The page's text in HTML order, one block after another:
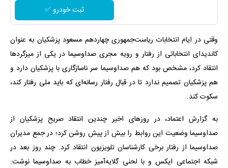
ثبت خودرو ✅
وقتی در ایام انتخابات ریاست‌جمهوری چهاردهم مسعود پزشکیان به عنوان
کاندیدای انتخاباتی از رفتار و رویه مجری صداوسیما در یکی از میزگردها
انتقاد کرد، مشخص بود که هم صداوسیما سر ناسازگاری با پزشکیان دارد و
هم پزشکیان تصمیم ندارد تا در قبال رفتار رسانه‌ای که باید ملی رفتار کند،
سکوت ‌کند.
به گزارش اعتماد، در روزهای اخیر چندین انتقاد صریح پزشکیان از
صداوسیما وضعیت این روابط را بیش از پیش روشن کرد؛ در جمع مدیران
صداوسیما از رفتار برخی کارشناسان تلویزیون انتقاد کرد. چند روز بعد در
شبکه اجتماعی ایکس و با لحنی گلایه‌آمیز خطاب به صداوسیما نوشت: